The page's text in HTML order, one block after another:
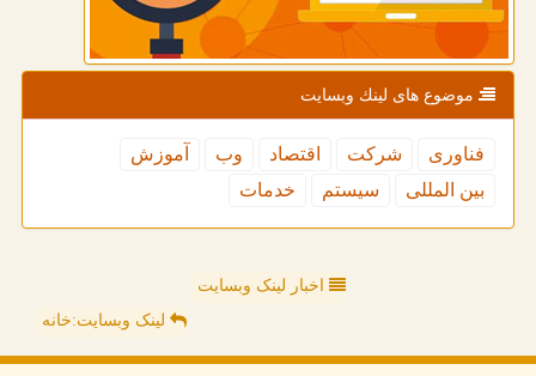
موضوع های لینك وبسایت
فناوری شركت اقتصاد وب
آموزش
بین المللی
سیستم خدمات
اخبار لینک وبسایت
لینک وبسایت:خانه